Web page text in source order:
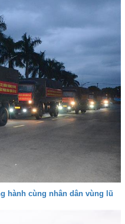
hành cùng nhân dân vùng lũ